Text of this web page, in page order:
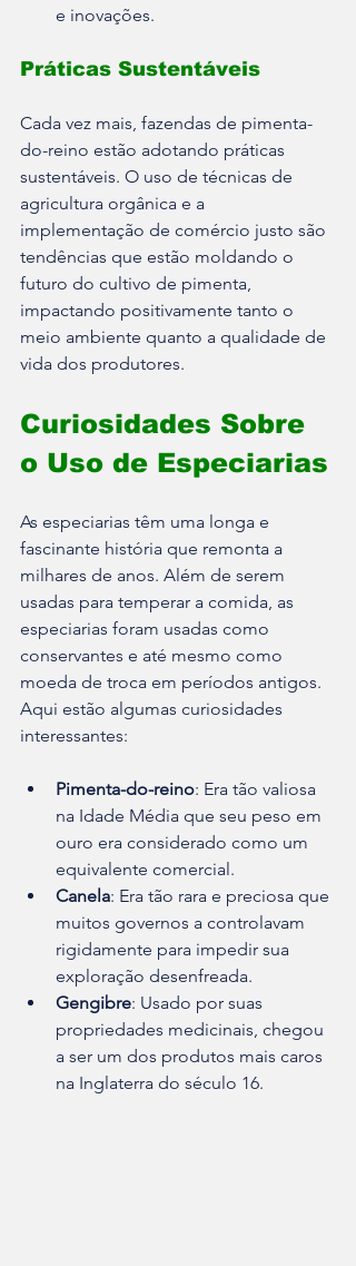
e inovações.
Práticas Sustentáveis
Cada vez mais, fazendas de pimenta-
do-reino estão adotando práticas
sustentáveis. O uso de técnicas de
agricultura orgânica e a
implementação de comércio justo são
tendências que estão moldando o
futuro do cultivo de pimenta,
impactando positivamente tanto o
meio ambiente quanto a qualidade de
vida dos produtores.
Curiosidades Sobre
o Uso de Especiarias
As especiarias têm uma longa e
fascinante história que remonta a
milhares de anos. Além de serem
usadas para temperar a comida, as
especiarias foram usadas como
conservantes e até mesmo como
moeda de troca em períodos antigos.
Aqui estão algumas curiosidades
interessantes:
Pimenta-do-reino: Era tão valiosa
na Idade Média que seu peso em
ouro era considerado como um
equivalente comercial.
Canela: Era tão rara e preciosa que
muitos governos a controlavam
rigidamente para impedir sua
exploração desenfreada.
Gengibre: Usado por suas
propriedades medicinais, chegou
a ser um dos produtos mais caros
na Inglaterra do século 16.